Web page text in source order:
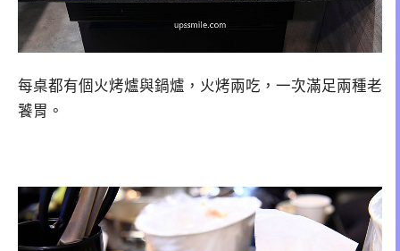
每桌都有個火烤爐與鍋爐，火烤兩吃，一次滿足兩種老
饕胃。